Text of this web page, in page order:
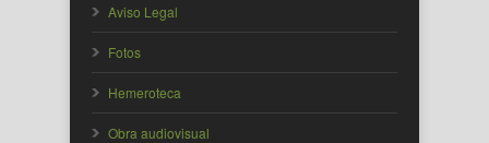
Aviso Legal
Fotos
Hemeroteca
Obra audiovisual